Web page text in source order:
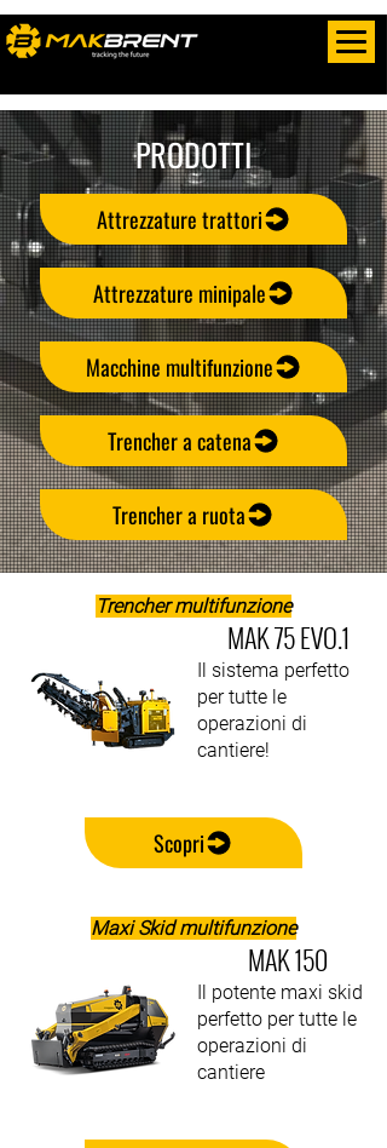
PRODOTTI
Attrezzature trattori
Attrezzature minipale
Macchine multifunzione
Trencher a catena
Trencher a ruota
Trencher multifunzione
MAK 75 EVO.1
Il sistema perfetto
per tutte le
operazioni di
cantiere!
Scopri
Maxi Skid multifunzione
MAK 150
Il potente maxi skid
perfetto per tutte le
operazioni di
cantiere